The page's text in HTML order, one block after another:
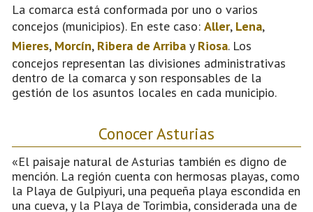
La comarca está conformada por uno o varios
concejos (municipios). En este caso: Aller, Lena,
Mieres, Morcín, Ribera de Arriba y Riosa. Los
concejos representan las divisiones administrativas
dentro de la comarca y son responsables de la
gestión de los asuntos locales en cada municipio.
Conocer Asturias
«El paisaje natural de Asturias también es digno de
mención. La región cuenta con hermosas playas, como
la Playa de Gulpiyuri, una pequeña playa escondida en
una cueva, y la Playa de Torimbia, considerada una de